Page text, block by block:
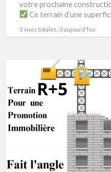
votre prochaine
Ce terrain d’une
3 vues totales, 0 aujourd'hui